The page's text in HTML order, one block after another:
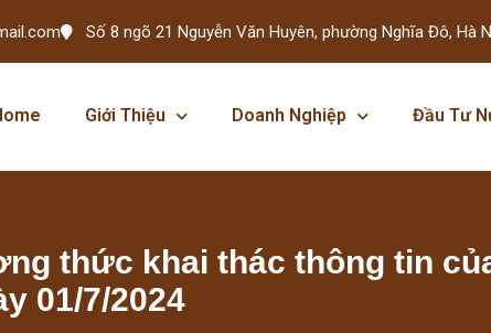
Số 8 ngõ 21 Nguyễn Văn Huyên, phường Nghĩa Đô, Hà
Giới Thiệu Doanh Nghiệp Đầu Tư
thức khai thác thông tin
01/7/2024